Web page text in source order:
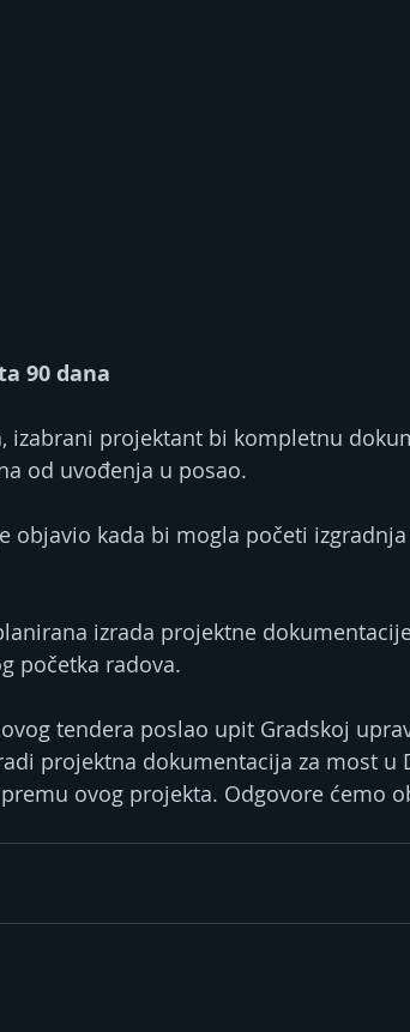
90 dana
izabrani projektant bi kompletnu
od uvođenja u posao.
objavio kada bi mogla početi
izrada projektne
početka radova.
tendera poslao upit Gradskoj
projektna dokumentacija za most u
ovog projekta. Odgovore ćemo